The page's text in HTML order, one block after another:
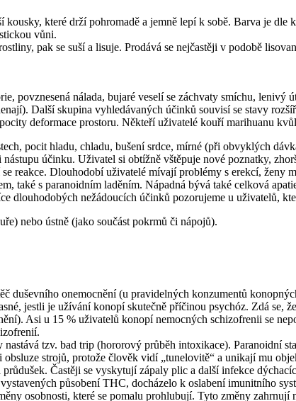
které drží pohromadě a jemně lepí k sobě. Barva je
vůni.
pak se suší a lisuje. Prodává se nejčastěji v podobě
povznesená nálada, bujaré veselí se záchvaty smíchu, lenivý
Další skupina vyhledávaných účinků souvisí se stavy
deformace prostoru. Někteří uživatelé kouří marihuanu
pocit hladu, chladu, bušení srdce, mírné (při obvyklých
účinku. Uživatel si obtížně vštěpuje nové poznatky,
reakce. Dlouhodobí uživatelé mívají problémy s erekcí, ženy
také s paranoidním laděním. Nápadná bývá také celková
dlouhodobých nežádoucích účinků pozorujeme u uživatelů,
nebo ústně (jako součást pokrmů či nápojů).
duševního onemocnění (u pravidelných konzumentů
jestli je užívání konopí skutečně příčinou psychóz. Zdá se,
Asi u 15 % uživatelů konopí nemocných schizofrenii se
tzv. bad trip (hororový průběh intoxikace). Paranoidní
strojů, protože člověk vidí „tunelovitě“ a unikají mu
Častěji se vyskytují zápaly plic a další infekce
působení THC, docházelo k oslabení imunitního
osobnosti, které se pomalu prohlubují. Tyto změny zahrnují